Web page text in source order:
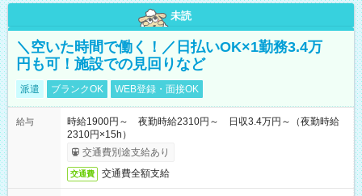
未読
＼空いた時間で働く！／日払いOK×1勤務3.4万
円も可！施設での見回りなど
派遣 ブランクOK WEB登録・面接OK
給与
時給1900円～ 夜勤時給2310円～ 日収3.4万円～（夜勤時給
2310円×15h）
交通費別途支給あり
交通費 交通費全額支給